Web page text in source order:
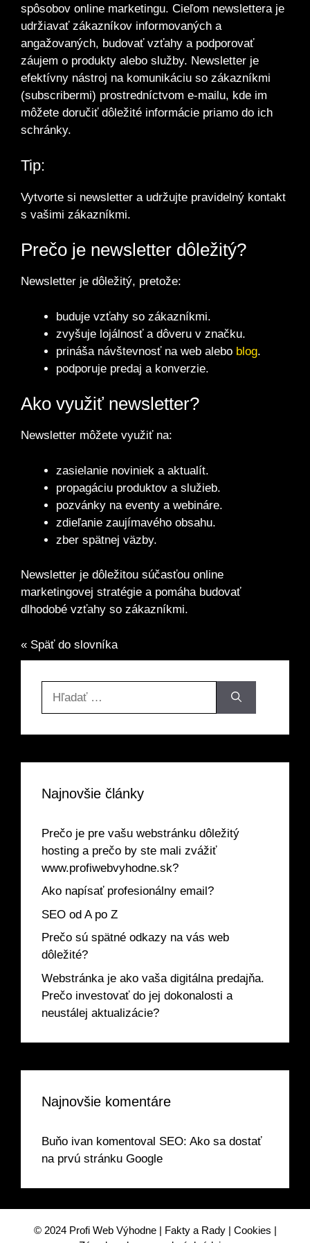
spôsobov online marketingu. Cieľom newslettera je
udržiavať zákazníkov informovaných a
angažovaných, budovať vzťahy a podporovať
záujem o produkty alebo služby. Newsletter je
efektívny nástroj na komunikáciu so zákazníkmi
(subscribermi) prostredníctvom e-mailu, kde im
môžete doručiť dôležité informácie priamo do ich
schránky.
Tip:
Vytvorte si newsletter a udržujte pravidelný kontakt
s vašimi zákazníkmi.
Prečo je newsletter dôležitý?
Newsletter je dôležitý, pretože:
buduje vzťahy so zákazníkmi.
zvyšuje lojálnosť a dôveru v značku.
prináša návštevnosť na web alebo blog.
podporuje predaj a konverzie.
Ako využiť newsletter?
Newsletter môžete využiť na:
zasielanie noviniek a aktualít.
propagáciu produktov a služieb.
pozvánky na eventy a webináre.
zdieľanie zaujímavého obsahu.
zber spätnej väzby.
Newsletter je dôležitou súčasťou online
marketingovej stratégie a pomáha budovať
dlhodobé vzťahy so zákazníkmi.
« Späť do slovníka
Najnovšie články
Prečo je pre vašu webstránku dôležitý
hosting a prečo by ste mali zvážiť
www.profiwebvyhodne.sk?
Ako napísať profesionálny email?
SEO od A po Z
Prečo sú spätné odkazy na vás web
dôležité?
Webstránka je ako vaša digitálna predajňa.
Prečo investovať do jej dokonalosti a
neustálej aktualizácie?
Najnovšie komentáre
Buňo ivan komentoval SEO: Ako sa dostať
na prvú stránku Google
© 2024 Profi Web Výhodne| Fakty a Rady| Cookies |